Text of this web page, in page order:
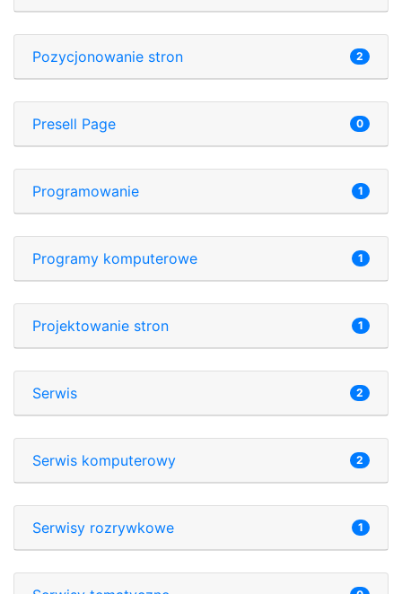
Pozycjonowanie stron 2
Presell Page 0
Programowanie 1
Programy komputerowe 1
Projektowanie stron 1
Serwis 2
Serwis komputerowy 2
Serwisy rozrywkowe 1